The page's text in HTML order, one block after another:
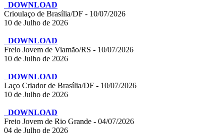
DOWNLOAD
Crioulaço de Brasília/DF - 10/07/2026
10 de Julho de 2026
DOWNLOAD
Freio Jovem de Viamão/RS - 10/07/2026
10 de Julho de 2026
DOWNLOAD
Laço Criador de Brasília/DF - 10/07/2026
10 de Julho de 2026
DOWNLOAD
Freio Jovem de Rio Grande - 04/07/2026
04 de Julho de 2026